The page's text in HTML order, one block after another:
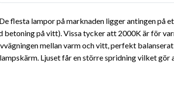
flesta lampor på marknaden ligger antingen
betoning på vitt). Vissa tycker att 2000K är för
mellan varm och vitt, perfekt
Ljuset får en större spridning vilket gör